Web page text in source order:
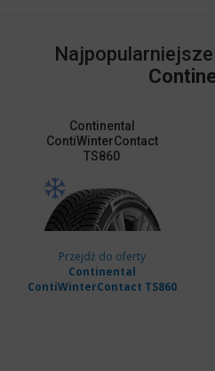
Continental
ContiWinterContact
TS860
Przejdź do oferty
Continental
ContiWinterContact TS860